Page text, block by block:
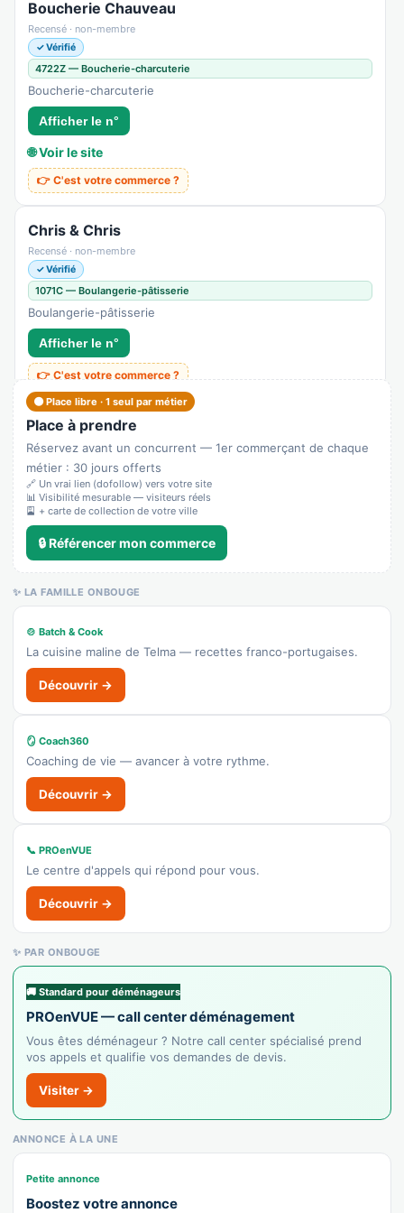
Boucherie Chauveau
Recensé · non-membre
✓ Vérifié
4722Z — Boucherie-charcuterie
Boucherie-charcuterie
Afficher le n°
🌐 Voir le site
👉 C'est votre commerce ?
Chris & Chris
Recensé · non-membre
✓ Vérifié
1071C — Boulangerie-pâtisserie
Boulangerie-pâtisserie
Afficher le n°
👉 C'est votre commerce ?
Cave Saint-Mathieu
Recensé · non-membre
Caviste
Afficher le n°
👉 C'est votre commerce ?
STL Supermarche
Recensé · non-membre
4711B — Supérette
Primeur
👉 C'est votre commerce ?
Fast Auto Services
Recensé · non-membre
Garage
Diminu'tif
Recensé · non-membre
Afficher le n°
👉 C'est votre commerce ?
La Fabrique du Monde
Recensé · non-membre
4761Z — Librairie
Librairie
Afficher le n°
👉 C'est votre commerce ?
🟠 Place libre · 1 seul par métier
Place à prendre
Réservez avant un concurrent — 1er commerçant de chaque
métier : 30 jours offerts
🔗 Un vrai lien (dofollow) vers votre site
📊 Visibilité mesurable — visiteurs réels
🎴 + carte de collection de votre ville
🔒 Référencer mon commerce
✨ LA FAMILLE ONBOUGE
🍲 Batch & Cook
La cuisine maline de Telma — recettes franco-portugaises.
Découvrir →
🪞 Coach360
Coaching de vie — avancer à votre rythme.
Découvrir →
📞 PROenVUE
Le centre d'appels qui répond pour vous.
Découvrir →
✨ PAR ONBOUGE
🚚 Standard pour déménageurs
PROenVUE — call center déménagement
Vous êtes déménageur ? Notre call center spécialisé prend
vos appels et qualifie vos demandes de devis.
Visiter →
ANNONCE À LA UNE
Petite annonce
Boostez votre annonce